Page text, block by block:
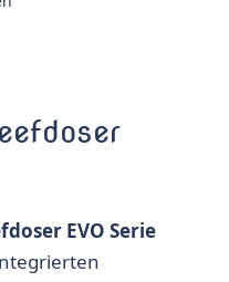
EVO Serie